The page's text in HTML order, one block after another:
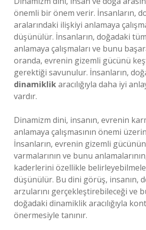
önemli bir önem verir. İnsanların,
aralarındaki ilişkiyi anlamaya
düşünülür. İnsanların, doğadaki
anlamaya çalışmaları ve bunu
oranda, evrenin gizemli gücünü
gerektiği savunulur. İnsanların,
dinamiklikaracılığıyla daha iyi
vardır.
Dinamizm dini, insanın, evrenin
anlamaya çalışmasının önemi
İnsanların, evrenin gizemli
varmalarının ve bunu
kaderlerini özellikle
düşünülür. Bu dini görüş, insanın,
arzularını gerçekleştirebileceği ve
doğadaki dinamiklik aracılığıyla
önermesiyle tanınır.